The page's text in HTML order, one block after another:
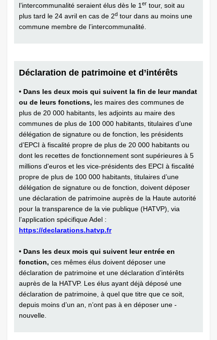
l’intercommunalité seraient élus dès le 1er tour, soit au
plus tard le 24 avril en cas de 2d tour dans au moins une
commune membre de l’intercommunalité.
Déclaration de patrimoine et d’intérêts
• Dans les deux mois qui suivent la fin de leur mandat
ou de leurs fonctions, les maires des communes de
plus de 20 000 habitants, les adjoints au maire des
communes de plus de 100 000 habitants, titulaires d’une
délégation de signature ou de fonction, les présidents
d’EPCI à fiscalité propre de plus de 20 000 habitants ou
dont les recettes de fonctionnement sont supérieures à 5
millions d'euros et les vice-présidents des EPCI à fiscalité
propre de plus de 100 000 habitants, titulaires d’une
délégation de signature ou de fonction, doivent déposer
une déclaration de patrimoine auprès de la Haute autorité
pour la transparence de la vie publique (HATVP), via
l’application spécifique Adel :
https://declarations.hatvp.fr
• Dans les deux mois qui suivent leur entrée en
fonction, ces mêmes élus doivent déposer une
déclaration de patrimoine et une déclaration d’intérêts
auprès de la HATVP. Les élus ayant déjà déposé une
déclaration de patrimoine, à quel que titre que ce soit,
depuis moins d’un an, n’ont pas à en déposer une ­
nouvelle.